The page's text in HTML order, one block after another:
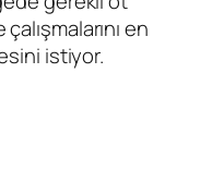
en
istiyor.